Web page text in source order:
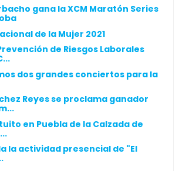
gana la XCM Maratón Series
de la Mujer 2021
de Riesgos Laborales
dos grandes conciertos para la
Reyes se proclama ganador
en Puebla de la Calzada de
la actividad presencial de "El